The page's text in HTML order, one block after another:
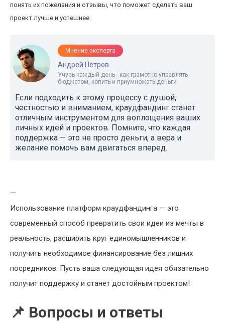
понять их пожелания и отзывы, что поможет сделать ваш
проект лучше и успешнее.
Мнение эксперта
Андрей Петров
Учусь каждый день - как грамотно управлять
бюджетом, копить и приумножать деньги
Если подходить к этому процессу с душой,
честностью и вниманием, краудфандинг станет
отличным инструментом для воплощения ваших
личных идей и проектов. Помните, что каждая
поддержка — это не просто деньги, а вера и
желание помочь вам двигаться вперед.
—
Использование платформ краудфандинга — это
современный способ превратить свои идеи из мечты в
реальность, расширить круг единомышленников и
получить необходимое финансирование без лишних
посредников. Пусть ваша следующая идея обязательно
получит поддержку и станет достойным проектом!
📌 Вопросы и ответы